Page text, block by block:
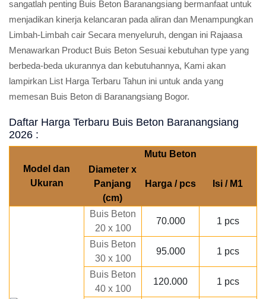
sangatlah penting Buis Beton Baranangsiang bermanfaat untuk
menjadikan kinerja kelancaran pada aliran dan Menampungkan
Limbah-Limbah cair Secara menyeluruh, dengan ini Rajaasa
Menawarkan Product Buis Beton Sesuai kebutuhan type yang
berbeda-beda ukurannya dan kebutuhannya, Kami akan
lampirkan List Harga Terbaru Tahun ini untuk anda yang
memesan Buis Beton di Baranangsiang Bogor.
Daftar Harga Terbaru Buis Beton Baranangsiang
2026 :
Model dan
Ukuran
Mutu Beton
Diameter x
Panjang
(cm)
Harga / pcs Isi / M1
Buis Beton
20 x 100
70.000 1 pcs
Buis Beton
30 x 100
95.000 1 pcs
Buis Beton
40 x 100
120.000 1 pcs